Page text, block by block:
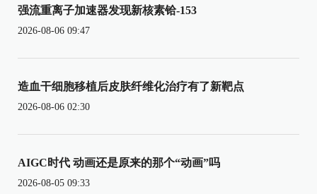
强流重离子加速器发现新核素铪-153
2026-08-06 09:47
造血干细胞移植后皮肤纤维化治疗有了新靶点
2026-08-06 02:30
AIGC时代 动画还是原来的那个“动画”吗
2026-08-05 09:33